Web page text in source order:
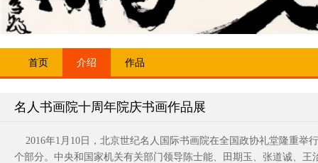
首页 介绍 作品
名人书画院十周年院庆书画作品展
2016年1月10日 ，北京世纪名人国际书画院在全国政协礼堂隆重
个部分。中央和国家机关有关部门领导陈士能、田期玉、张道诚、